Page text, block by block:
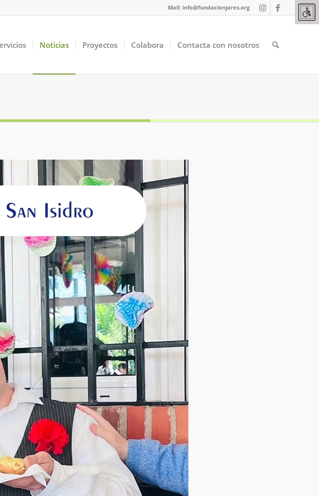
Mail: info@fundacionjares.org
Noticias Proyectos Colabora Contacta con nosotros